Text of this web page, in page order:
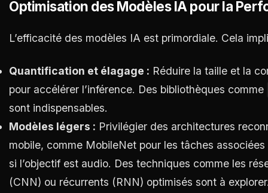
Optimisation des Modèles IA pour la
L’efficacité des modèles IA est primordiale. Cela
Quantification et élagage : Réduire la taille et la
pour accélérer l’inférence. Des bibliothèques comme
sont indispensables.
Modèles légers : Privilégier des architectures
mobile, comme MobileNet pour les tâches
si l’objectif est audio. Des techniques comme les
(CNN) ou récurrents (RNN) optimisés sont à